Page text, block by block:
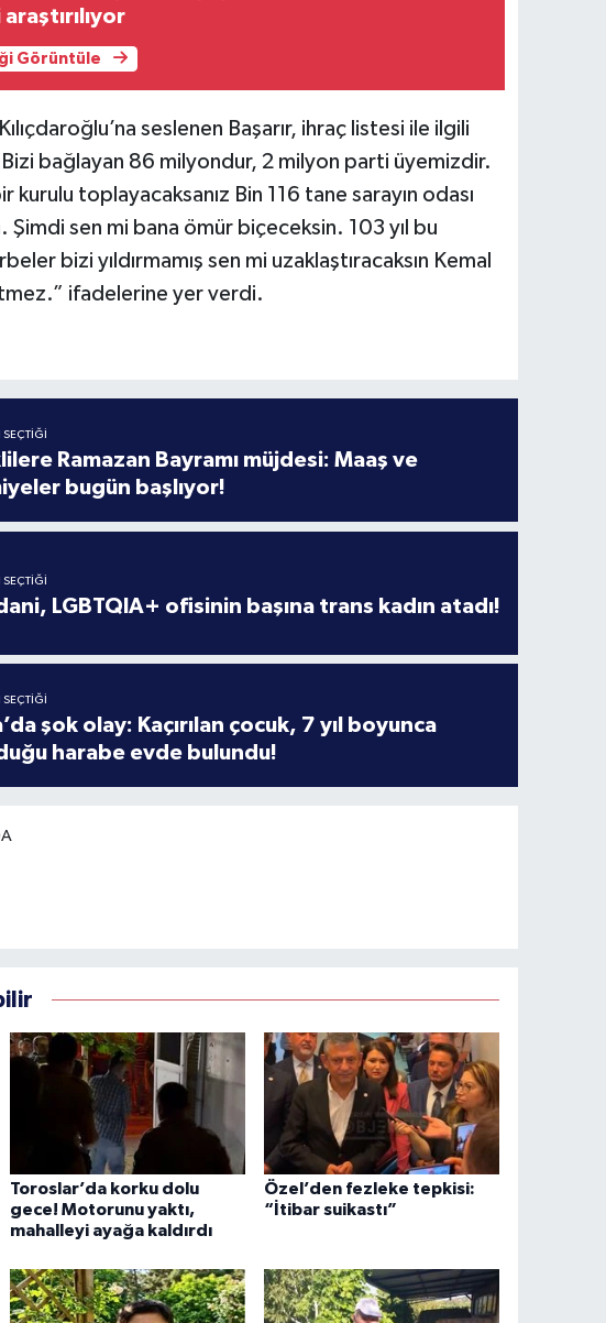
Görüntüle
seslenen Başarır, ihraç listesi ile ilgili
bağlayan 86 milyondur, 2 milyon parti üyemizdir.
kurulu toplayacaksanız Bin 116 tane sarayın odası
Şimdi sen mi bana ömür biçeceksin. 103 yıl bu
bizi yıldırmamış sen mi uzaklaştıracaksın Kemal
ifadelerine yer verdi.
SEÇTIĞI
Ramazan Bayramı müjdesi: Maaş ve
bugün başlıyor!
SEÇTIĞI
LGBTQIA+ ofisinin başına trans kadın atadı!
SEÇTIĞI
şok olay: Kaçırılan çocuk, 7 yıl boyunca
harabe evde bulundu!
Toroslar’da korku dolu
gece! Motorunu yaktı,
mahalleyi ayağa kaldırdı
Özel’den fezleke tepkisi:
“İtibar suikastı”